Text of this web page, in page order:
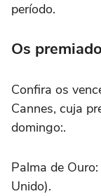
período.
Os
Confira os
Cannes, cuja
domingo:.
Palma de Ouro:
Unido).